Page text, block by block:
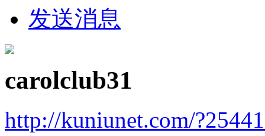
发送消息
carolclub31
http://kuniunet.com/